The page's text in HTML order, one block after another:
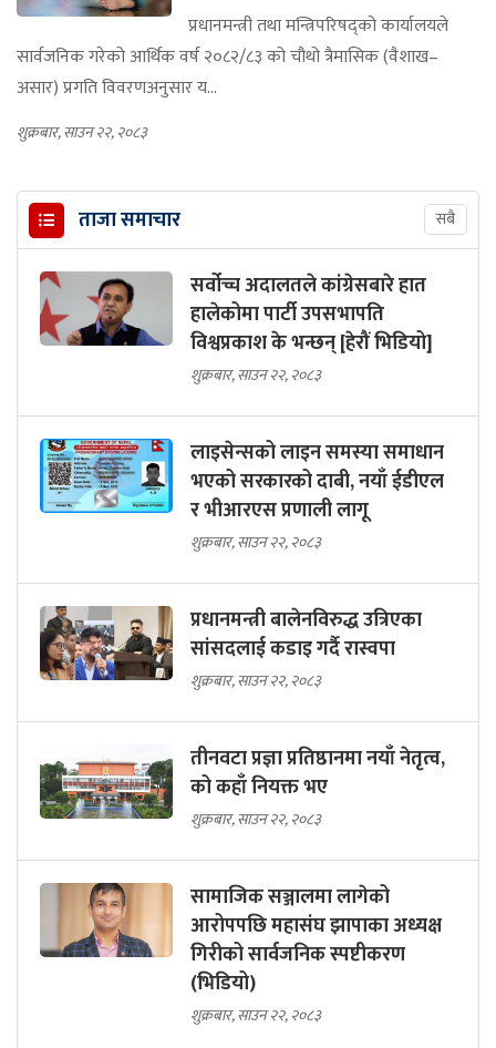
प्रधानमन्त्री तथा मन्त्रिपरिषद्को कार्यालयले
सार्वजनिक गरेको आर्थिक वर्ष २०८२/८३ को चौथो त्रैमासिक (वैशाख–
असार) प्रगति विवरणअनुसार य...
शुक्रबार, साउन २२, २०८३
ताजा समाचार सबै
सर्वोच्च अदालतले कांग्रेसबारे हात
हालेकोमा पार्टी उपसभापति
विश्वप्रकाश के भन्छन् [हेरौं भिडियो]
शुक्रबार, साउन २२, २०८३
लाइसेन्सको लाइन समस्या समाधान
भएको सरकारको दाबी, नयाँ ईडीएल
र भीआरएस प्रणाली लागू
शुक्रबार, साउन २२, २०८३
प्रधानमन्त्री बालेनविरुद्ध उत्रिएका
सांसदलाई कडाइ गर्दै रास्वपा
शुक्रबार, साउन २२, २०८३
तीनवटा प्रज्ञा प्रतिष्ठानमा नयाँ नेतृत्व,
को कहाँ नियक्त भए
शुक्रबार, साउन २२, २०८३
सामाजिक सञ्जालमा लागेको
आरोपपछि महासंघ झापाका अध्यक्ष
गिरीको सार्वजनिक स्पष्टीकरण
(भिडियो)
शुक्रबार, साउन २२, २०८३